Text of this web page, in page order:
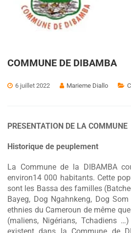
COMMUNE DE DIBAMBA
6 juillet 2022 Marieme Diallo
PRESENTATION DE LA COMMUNE
Historique de peuplement
La Commune de la DIBAMBA
environ14 000 habitants. Cette
sont les Bassa des familles
Bayeg, Dog Ngahnkeng, Dog
ethnies du Cameroun de même
(maliens, Nigérians, Tchadiens